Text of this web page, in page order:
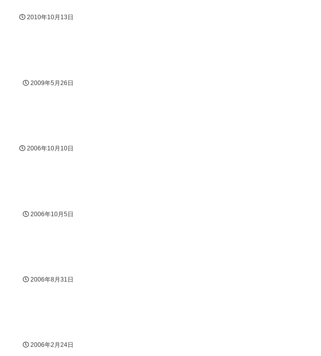
2010年10月13日
2009年5月26日
2006年10月10日
2006年10月5日
2006年8月31日
2006年2月24日